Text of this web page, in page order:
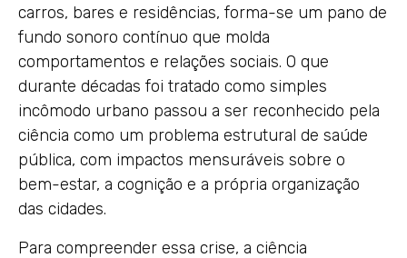
carros, bares e residências, forma-se um pano de
fundo sonoro contínuo que molda
comportamentos e relações sociais. O que
durante décadas foi tratado como simples
incômodo urbano passou a ser reconhecido pela
ciência como um problema estrutural de saúde
pública, com impactos mensuráveis sobre o
bem-estar, a cognição e a própria organização
das cidades.
Para compreender essa crise, a ciência